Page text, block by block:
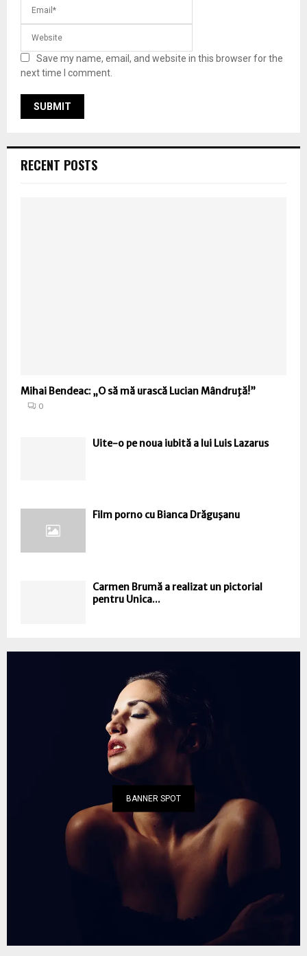
Save my name, email, and website in this browser for the
next time I comment.
RECENT POSTS
Mihai Bendeac: „O să mă urască Lucian Mândruţă!”
0
Uite-o pe noua iubită a lui Luis Lazarus
Film porno cu Bianca Drăguşanu
Carmen Brumă a realizat un pictorial
pentru Unica...
BANNER SPOT